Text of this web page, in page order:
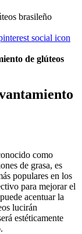
brasileño
de glúteos
como
de grasa, es
populares en los
para mejorar el
acentuar la
lucirán
estéticamente